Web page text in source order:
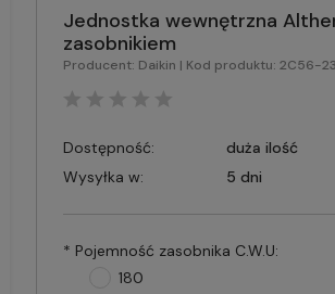
Jednostka wewnętrzna
zasobnikiem
Producent: Daikin | Kod produktu: 2C56-
Dostępność:
duża ilość
Wysyłka w:
5 dni
* Pojemność zasobnika C.W.U:
180